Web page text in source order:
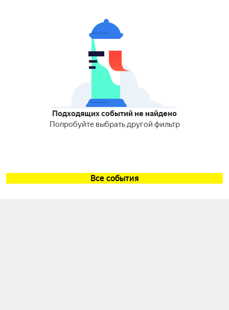
Подходящих событий не найдено
Попробуйте выбрать другой фильтр
Все события